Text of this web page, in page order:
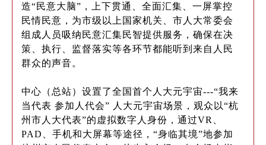
造“民意大脑”，上下贯通、全面汇集、一屏掌控
民情民意，为市级以上国家机关、市人大常委会
组成人员吸纳民意汇集民智提供服务，确保在决
策、执行、监督落实等各环节都能听到来自人民
群众的声音。
中心（总站）设置了全国首个人大元宇宙---“我来
当代表 参加人代会” 人大元宇宙场景，观众以“杭
州市人大代表”的虚拟数字人身份，通过VR、
PAD、手机和大屏幕等途径，“身临其境”地参加